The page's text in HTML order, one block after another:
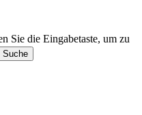
Sie die Eingabetaste, um zu
Suche